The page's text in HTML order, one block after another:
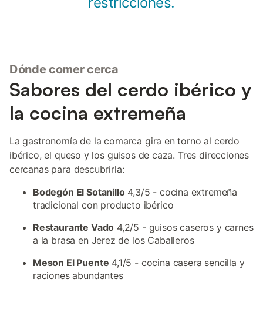
Dónde comer cerca
Sabores del cerdo ibérico y
la cocina extremeña
La gastronomía de la comarca gira en torno al cerdo
ibérico, el queso y los guisos de caza. Tres direcciones
cercanas para descubrirla:
Bodegón El Sotanillo4,3/5 - cocina extremeña
tradicional con producto ibérico
Restaurante Vado 4,2/5 - guisos caseros y carnes
a la brasa en Jerez de los Caballeros
Meson El Puente 4,1/5 - cocina casera sencilla y
raciones abundantes